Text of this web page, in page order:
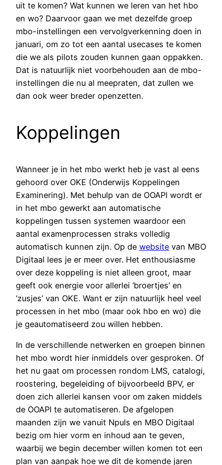
uit te komen? Wat kunnen we leren van het hbo
en wo? Daarvoor gaan we met dezelfde groep
mbo-instellingen een vervolgverkenning doen in
januari, om zo tot een aantal usecases te komen
die we als pilots zouden kunnen gaan oppakken.
Dat is natuurlijk niet voorbehouden aan de mbo-
instellingen die nu al meepraten, dat zullen we
dan ook weer breder openzetten.
Koppelingen
Wanneer je in het mbo werkt heb je vast al eens
gehoord over OKE (Onderwijs Koppelingen
Examinering). Met behulp van de OOAPI wordt er
in het mbo gewerkt aan automatische
koppelingen tussen systemen waardoor een
aantal examenprocessen straks volledig
automatisch kunnen zijn. Op de website van MBO
Digitaal lees je er meer over. Het enthousiasme
over deze koppeling is niet alleen groot, maar
geeft ook energie voor allerlei ‘broertjes’ en
‘zusjes’ van OKE. Want er zijn natuurlijk heel veel
processen in het mbo (maar ook hbo en wo) die
je geautomatiseerd zou willen hebben.
In de verschillende netwerken en groepen binnen
het mbo wordt hier inmiddels over gesproken. Of
het nu gaat om processen rondom LMS, catalogi,
roostering, begeleiding of bijvoorbeeld BPV, er
doen zich allerlei kansen voor om zaken middels
de OOAPI te automatiseren. De afgelopen
maanden zijn we vanuit Npuls en MBO Digitaal
bezig om hier vorm en inhoud aan te geven,
waarbij we begin december willen komen tot een
plan van aanpak hoe we dit de komende jaren